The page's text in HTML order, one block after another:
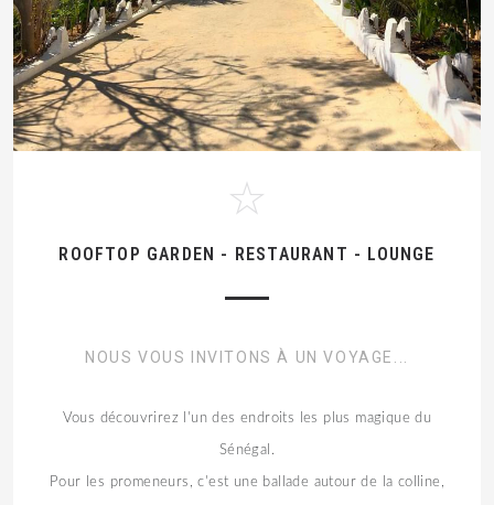
ROOFTOP GARDEN - RESTAURANT - LOUNGE
NOUS VOUS INVITONS À UN VOYAGE...
Vous découvrirez l'un des endroits les plus magique du
Sénégal.
Pour les promeneurs, c'est une ballade autour de la colline,